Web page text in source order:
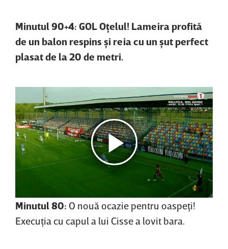
Minutul 90+4: GOL Oţelul! Lameira profită
de un balon respins şi reia cu un şut perfect
plasat de la 20 de metri.
Minutul 80: O nouă ocazie pentru oaspeţi!
Execuţia cu capul a lui Cisse a lovit bara.